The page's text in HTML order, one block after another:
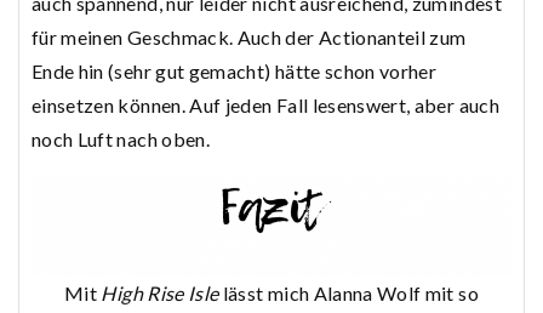
für meinen Geschmack. Auch der Actionanteil zum
Ende hin (sehr gut gemacht) hätte schon vorher
einsetzen können. Auf jeden Fall lesenswert, aber auch
noch Luft nach oben.
Mit High Rise Islelässt mich Alanna Wolf mit so